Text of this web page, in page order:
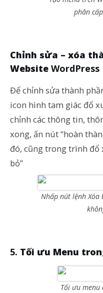
phân
Chỉnh sửa – xóa
Website WordPress
Để chỉnh sửa thành
icon hình tam giác đổ
chỉnh các thông tin,
xong, ấn nút “hoàn
đó, cũng trong trình đổ
bỏ”
Nhấp nút lệnh Xóa
Tối ưu Menu
Tối ưu